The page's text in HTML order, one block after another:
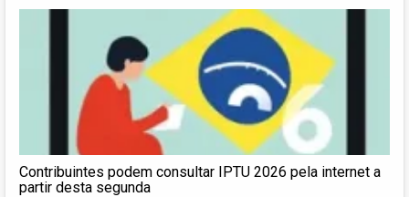
Contribuintes podem consultar IPTU 2026 pela internet a
partir desta segunda